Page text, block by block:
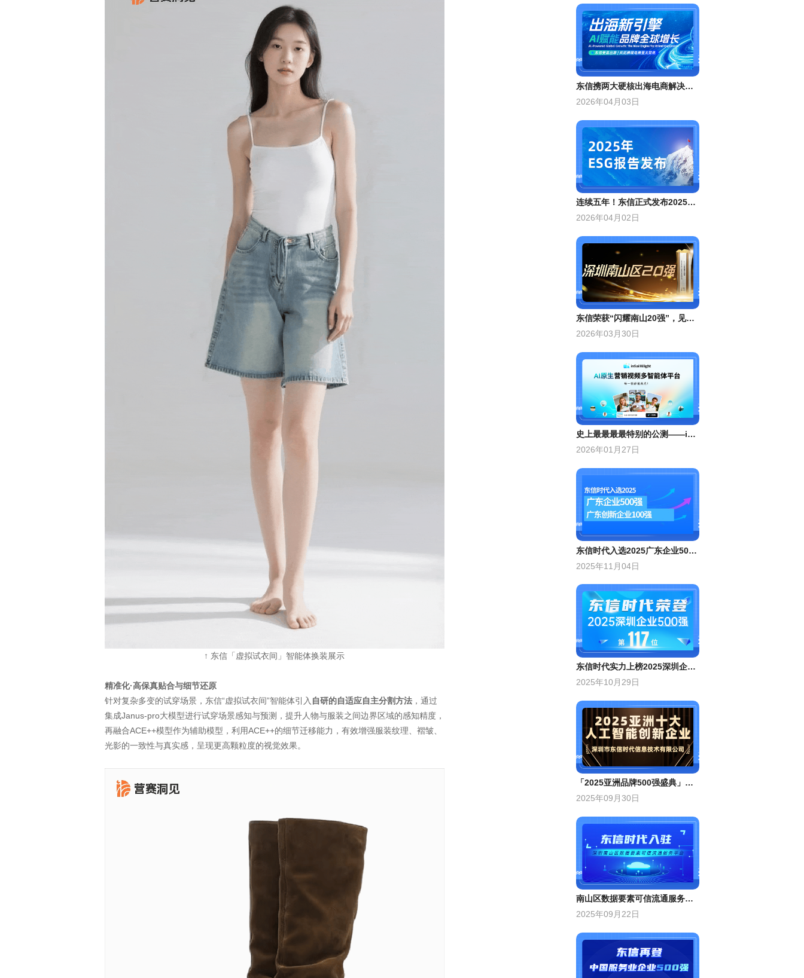
↑ 东信「虚拟试衣间」智能体换装展示
精准化·高保真贴合与细节还原
针对复杂多变的试穿场景，东信“虚拟试衣间”智能体引入 自研的自适应自主分割方法，通过
集成Janus-pro大模型进行试穿场景感知与预测 ，提升人物与服装之间边界区域的感知精度，
再融合ACE++模型作为辅助模型，利用ACE++的细节迁移能力，有效增强服装纹理、褶皱、
光影的一致性与真实感，呈现更高颗粒度的视觉效果。
东信携两大硬核出海电商解决方案出席“出海新引擎”峰会
2026年04月03日
连续五年！东信正式发布2025年ESG报告
2026年04月02日
东信荣获“闪耀南山20强”，见证南山GDP破万亿里程碑！
2026年03月30日
史上最最最最特别的公测——inSai Hilight开启公测
2026年01月27日
东信时代入选2025广东企业500强，广东创新企业100强
2025年11月04日
​东信时代实力上榜2025深圳企业500强，跃居现代服务业企业百强前列​​
2025年10月29日
「2025亚洲品牌500强盛典」授予东信“亚洲十大人工智能创新企业”
2025年09月30日
南山区数据要素可信流通服务平台首批合作单位
2025年09月22日